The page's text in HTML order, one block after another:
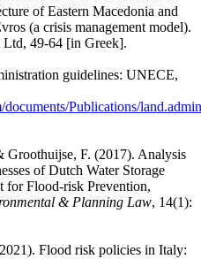
of Eastern Macedonia and
(a crisis management model).
49-64 [in Greek].
guidelines: UNECE,
Publications/
F. (2017). Analysis
of Dutch Water Storage
for Flood-risk Prevention,
& Planning Law, 14(1):
Flood risk policies in Italy: